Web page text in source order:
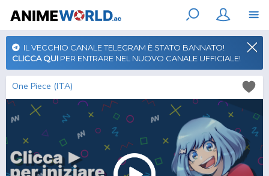
IL VECCHIO CANALE TELEGRAM È STATO BANNATO!
CLICCA QUI PER ENTRARE NEL NUOVO CANALE UFFICIALE!
One Piece (ITA)